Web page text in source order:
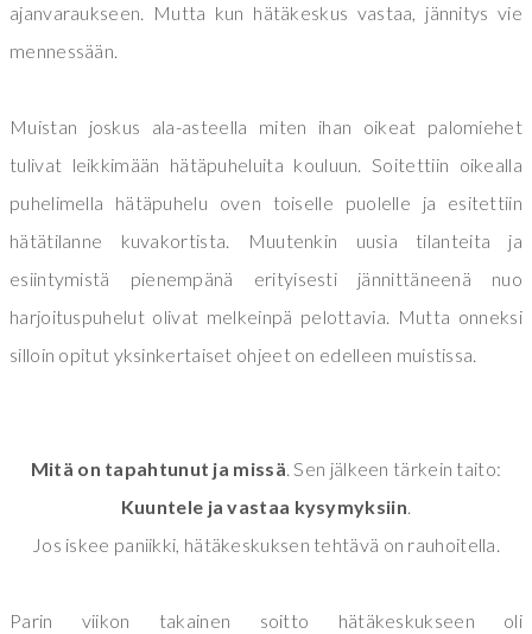
ajanvaraukseen. Mutta kun hätäkeskus vastaa, jännitys vie
mennessään.
Muistan joskus ala-asteella miten ihan oikeat palomiehet
tulivat leikkimään hätäpuheluita kouluun. Soitettiin oikealla
puhelimella hätäpuhelu oven toiselle puolelle ja esitettiin
hätätilanne kuvakortista. Muutenkin uusia tilanteita ja
esiintymistä pienempänä erityisesti jännittäneenä nuo
harjoituspuhelut olivat melkeinpä pelottavia. Mutta onneksi
silloin opitut yksinkertaiset ohjeet on edelleen muistissa.
Mitä on tapahtunut ja missä. Sen jälkeen tärkein taito:
Kuuntele ja vastaa kysymyksiin.
Jos iskee paniikki, hätäkeskuksen tehtävä on rauhoitella.
Parin viikon takainen soitto hätäkeskukseen oli